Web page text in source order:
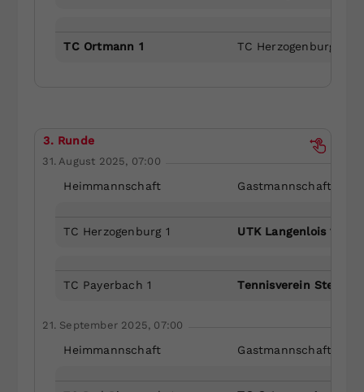
TC Ortmann 1 TC Herzogenburg 1
3. Runde
31. August 2025, 07:00
Heimmannschaft Gastmannschaft
TC Herzogenburg 1 UTK Langenlois 1
TC Payerbach 1 Tennisverein
21. September 2025, 07:00
Heimmannschaft Gastmannschaft